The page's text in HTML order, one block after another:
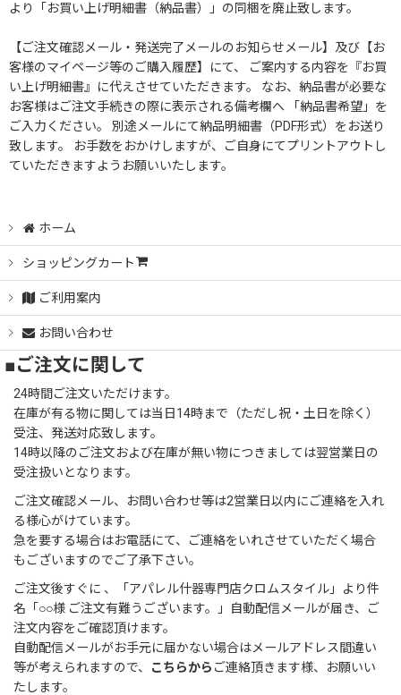
より「お買い上げ明細書（納品書）」の同梱を廃止致します。
【ご注文確認メール・発送完了メールのお知らせメール】及び【お
客様のマイページ等のご購入履歴】にて、 ご案内する内容を『お買
い上げ明細書』に代えさせていただきます。 なお、納品書が必要な
お客様はご注文手続きの際に表示される備考欄へ 「納品書希望」を
ご入力ください。 別途メールにて納品明細書（PDF形式）をお送り
致します。 お手数をおかけしますが、ご自身にてプリントアウトし
ていただきますようお願いいたします。
ホーム
ショッピングカート
ご利用案内
お問い合わせ
■ご注文に関して
24時間ご注文いただけます。
在庫が有る物に関しては当日14時まで（ただし祝・土日を除く）
受注、発送対応致します。
14時以降のご注文および在庫が無い物につきましては翌営業日の
受注扱いとなります。
ご注文確認メール、お問い合わせ等は2営業日以内にご連絡を入れ
る様心がけています。
急を要する場合はお電話にて、ご連絡をいれさせていただく場合
もございますのでご了承下さい。
ご注文後すぐに 、「アパレル什器専門店クロムスタイル」より件
名「○○様 ご注文有難うございます。」自動配信メールが届き、ご
注文内容をご確認頂けます。
自動配信メールがお手元に届かない場合はメールアドレス間違い
等が考えられますので、
こちらから ご連絡頂きます様、お願いい
たします。